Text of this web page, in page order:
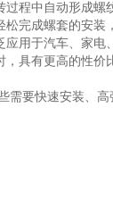
程中自动形成螺
完成螺套的安装
用于汽车、家电
具有更高的性价
需要快速安装、